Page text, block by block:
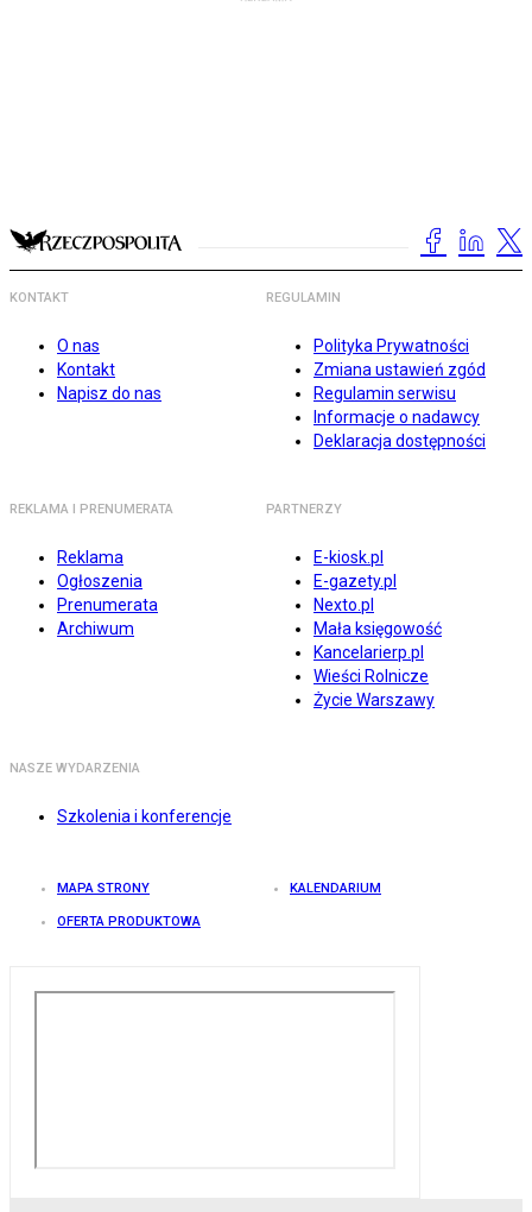
KONTAKT
O nas
Kontakt
Napisz do nas
REGULAMIN
Polityka Prywatności
Zmiana ustawień zgód
Regulamin serwisu
Informacje o nadawcy
Deklaracja dostępności
REKLAMA I PRENUMERATA
Reklama
Ogłoszenia
Prenumerata
Archiwum
PARTNERZY
E-kiosk.pl
E-gazety.pl
Nexto.pl
Mała księgowość
Kancelarierp.pl
Wieści Rolnicze
Życie Warszawy
NASZE WYDARZENIA
Szkolenia i konferencje
MAPA STRONY KALENDARIUM
OFERTA PRODUKTOWA